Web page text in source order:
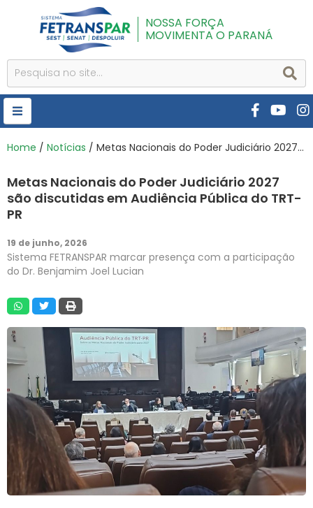
NOSSA FORÇA
MOVIMENTA O PARANÁ
HOME
PUBLICAÇÕES
CURSOS E EVENTOS
SEST SENAT
DESPOLUIR
AR INSTITUTO
RNTRC
CONTATO
Home / Notícias / Metas Nacionais do Poder Judiciário 2027 são discutidas em Audiência Pública do TRT-PR
Metas Nacionais do Poder Judiciário 2027
são discutidas em Audiência Pública do TRT-
PR
19 de junho, 2026
Sistema FETRANSPAR marcar presença com a participação
do Dr. Benjamim Joel Lucian